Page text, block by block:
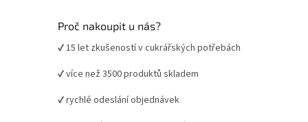
Proč nakoupit u nás?
✔ 15 let zkušeností v cukrářských potřebách
✔ více než 3500 produktů skladem
✔ rychlé odeslání objednávek